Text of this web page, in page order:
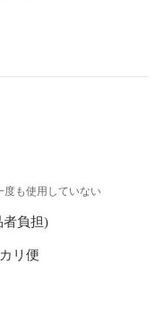
度も使用していない
者負担)
リ便